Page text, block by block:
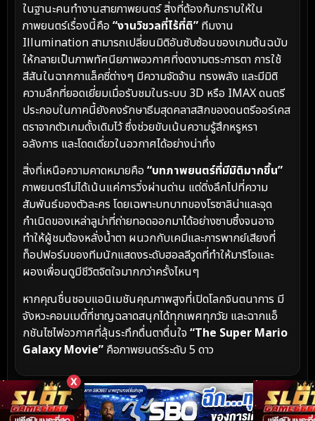
X
ในฐานะคนทำงานสายภาพยนตร์ สิ่งที่ต้องก้มกราบให้ใน
ภาพยนตร์เรื่องนี้คือ “งานวิชวลที่ไร้ที่ติ” ทีมงาน
Illumination สามารถเปลี่ยนมิติอันซับซ้อนของเกมต้นฉบับ
ให้กลายเป็นภาพทัศนียภาพอวกาศที่งดงามตระการตา การใช้
สีสันในฉากกาแล็คซี่ต่างๆ มีความจัดจ้าน ทรงพลัง และมีมิติ
ความลึกที่ยอดเยี่ยมเมื่อรับชมในระบบ 3D หรือ IMAX ดนตรี
ประกอบในภาคนี้ยังคงรักษาธีมสุดคลาสสิกของดนตรีออร์เคส
ตราจากตัวเกมดั้งเดิมไว้ ซึ่งช่วยขับเน้นความรู้สึกหรูหรา
อลังการ และโดดเดี่ยวในอวกาศได้อย่างน่าทึ่ง
สิ่งที่เหนือความคาดหมายคือ “บทภาพยนตร์ที่มีมิติมากขึ้น”
ภาพยนตร์ไม่ได้เน้นแค่การวิ่งผ่านด่าน แต่ดิ่งลึกไปที่ความ
สัมพันธ์ของตัวละคร โดยเฉพาะบทบาทของโรซาลิน่าและจุด
กำเนิดของเหล่าลูม่าที่ถ่ายทอดออกมาได้อย่างซาบซึ้งจนอาจ
ทำให้ผู้ชมต้องหลั่งน้ำตา ผนวกกับเคมีและการพากย์เสียงที่
ท็อปฟอร์มของทีมนักแสดงระดับฮอลลีวูดที่ทำให้มาริโอและ
ผองเพื่อนดูมีชีวิตจิตใจมากกว่าครั้งไหนๆ
หากคุณชื่นชอบแอนิเมชันคุณภาพสูงที่เปิดโลกจินตนาการ มี
จังหวะคอมเมดี้ที่ชาญฉลาดสนุกได้ทุุกเพศทุกวัย และฉากแอ็
กชันไซไฟอวกาศที่ลุ้นระทึกตื่นตาตื่นใจ “The Super Mario
Galaxy Movie” คือภาพยนตร์ระดับ 5 ดาว